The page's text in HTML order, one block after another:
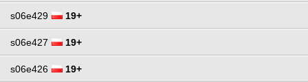
s06e429 19+
s06e427 19+
s06e426 19+